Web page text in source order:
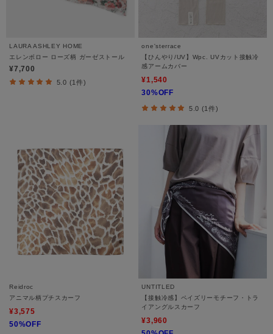
LAURA ASHLEY HOME
エレンボロー ローズ柄 ガーゼストール
¥7,700
5.0 (1件)
one'sterrace
【ひんやり/UV】Wpc. UVカット接触冷
感アームカバー
¥1,540
30%OFF
5.0 (1件)
Reidroc
アニマル柄プチスカーフ
¥3,575
50%OFF
UNTITLED
【接触冷感】ペイズリーモチーフ・トラ
イアングルスカーフ
¥3,960